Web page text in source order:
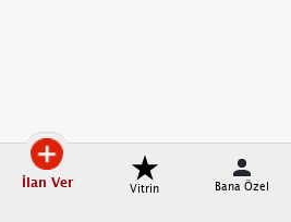
İlan Ver Vitrin Bana Özel